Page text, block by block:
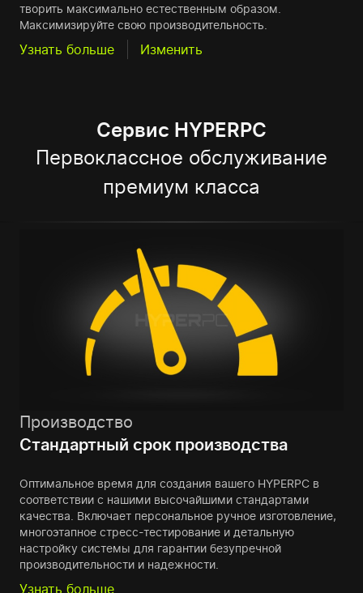
творить максимально естественным образом.
Максимизируйте свою производительность.
Узнать больше Изменить
Сервис HYPERPC
Первоклассное обслуживание
премиум класса
Производство
Стандартный срок производства
Оптимальное время для создания вашего HYPERPC в
соответствии с нашими высочайшими стандартами
качества. Включает персональное ручное изготовление,
многоэтапное стресс-тестирование и детальную
настройку системы для гарантии безупречной
производительности и надежности.
Узнать больше